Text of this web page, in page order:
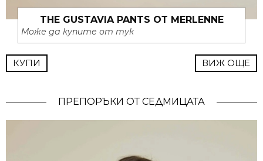
THE GUSTAVIA PANTS ОТ MERLENNE
Може да купите от тук
КУПИ ВИЖ ОЩЕ
ПРЕПОРЪКИ ОТ СЕДМИЦАТА